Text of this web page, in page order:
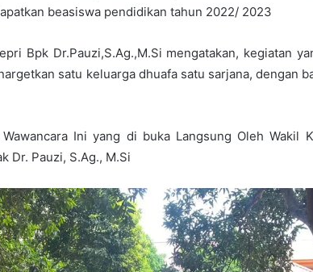
beasiswa pendidikan tahun 2022/ 2023
Bpk Dr.Pauzi,S.Ag.,M.Si mengatakan, kegiatan
satu keluarga dhuafa satu sarjana, dengan
Ini yang di buka Langsung Oleh Wakil
Dr. Pauzi, S.Ag., M.Si